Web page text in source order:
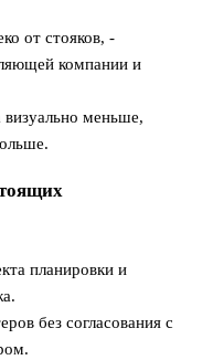
от стояков, -
компании и
меньше,
планировки и
без согласования с